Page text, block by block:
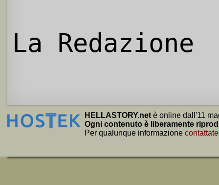
La Redazione
HELLASTORY.net è online dall'11
Ogni contenuto è liberamente
Per qualunque informazione